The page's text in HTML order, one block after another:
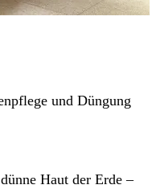
und Düngung
Haut der Erde –